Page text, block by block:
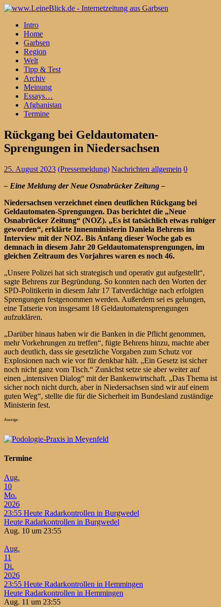
Intro
Home
Garbsen
Region
Welt
Tipp & Test
Archiv
Meinung
Essays…
Afghanistan
Termine
Rückgang bei Geldautomaten-
Sprengungen in Niedersachsen
25. August 2023 (Pressemeldung) Nachrichten allgemein 0
– Eine Meldung der Neue Osnabrücker Zeitung –
Niedersachsen verzeichnet einen deutlichen Rückgang bei
Geldautomaten-Sprengungen. Das berichtet die „Neue
Osnabrücker Zeitung“ (NOZ). „Es ist tatsächlich etwas ruhiger
geworden“, erklärte Innenministerin Daniela Behrens im
Interview mit der NOZ. Bis Anfang dieser Woche gab es
demnach in diesem Jahr 20 Geldautomatensprengungen, im
gleichen Zeitraum des Vorjahres waren es noch 46.
„Unsere Polizei hat sich strategisch und operativ gut aufgestellt“,
sagte Behrens zur Begründung. So konnten nach den Worten der
SPD-Politikerin in diesem Jahr 17 Tatverdächtige nach erfolgten
Sprengungen festgenommen werden. Außerdem sei es gelungen,
eine Tatserie von insgesamt 18 Geldautomatensprengungen
aufzuklären.
„Darüber hinaus haben wir die Banken in die Pflicht genommen,
mehr Vorkehrungen zu treffen“, fügte Behrens hinzu, machte aber
auch deutlich, dass sie gesetzliche Vorgaben zum Schutz vor
Explosionen nach wie vor für denkbar hält. „Ein Gesetz ist sicher
noch nicht ganz vom Tisch.“ Zunächst setze sie aber weiter auf
einen „intensiven Dialog“ mit der Bankenwirtschaft. „Das Thema ist
sicher noch nicht durch, aber in Niedersachsen sind wir auf einem
guten Weg“, stellte die für die Sicherheit im Bundesland zuständige
Ministerin fest.
Anzeige:
Termine
Aug.
10
Mo.
2026
23:55 Heute Radarkontrollen in Burgwedel
Heute Radarkontrollen in Burgwedel
Aug. 10 um 23:55
Aug.
11
Di.
2026
23:55 Heute Radarkontrollen in Hemmingen
Heute Radarkontrollen in Hemmingen
Aug. 11 um 23:55